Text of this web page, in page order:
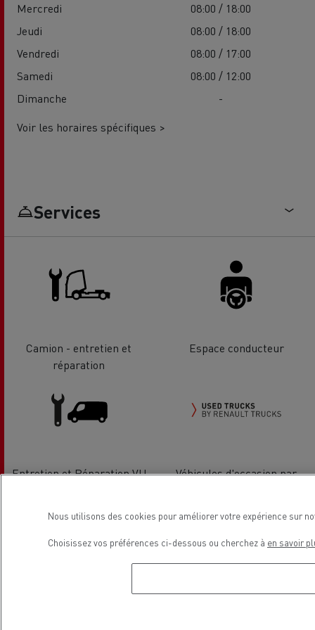
Mercredi
08:00 / 18:00
Jeudi
08:00 / 18:00
Vendredi
08:00 / 17:00
Samedi
08:00 / 12:00
Dimanche
-
Voir les horaires spécifiques >
Services
Camion - entretien et
réparation
Espace conducteur
Entretien et Réparation VU
Véhicules d'occasion par
Localisation
Nous utilisons des cookies pour améliorer votre expérience sur
Choisissez vos préférences ci-dessous ou cherchez à en savoir